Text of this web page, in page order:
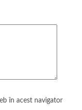
în acest navigator